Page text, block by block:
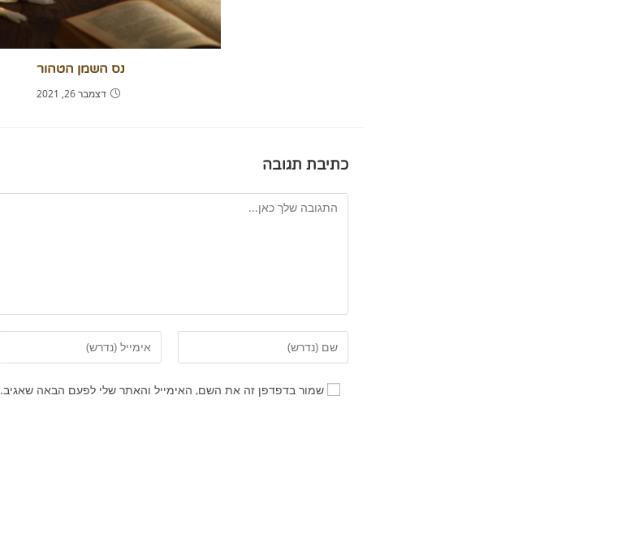
נס השמן הטהור
דצמבר 26, 2021
כתיבת תגובה
שמור בדפדפן זה את השם, האימייל והאתר שלי לפעם הבאה שאגיב.